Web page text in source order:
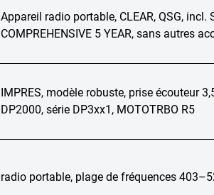
Appareil radio portable, CLEAR, QSG, incl.
COMPREHENSIVE 5 YEAR, sans autres
IMPRES, modèle robuste, prise écouteur
DP2000, série DP3xx1, MOTOTRBO R5
radio portable, plage de fréquences